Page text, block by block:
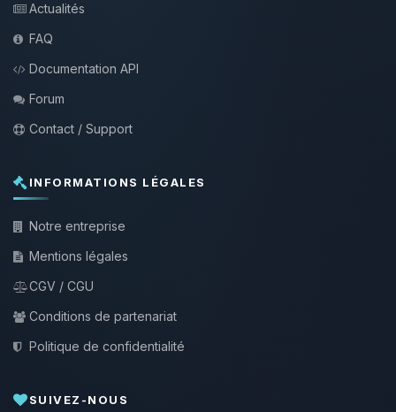
Actualités
FAQ
Documentation API
Forum
Contact / Support
INFORMATIONS LÉGALES
Notre entreprise
Mentions légales
CGV / CGU
Conditions de partenariat
Politique de confidentialité
SUIVEZ-NOUS